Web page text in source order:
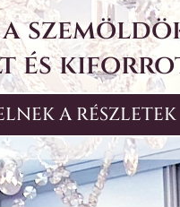
és
A RÉSZLETEK